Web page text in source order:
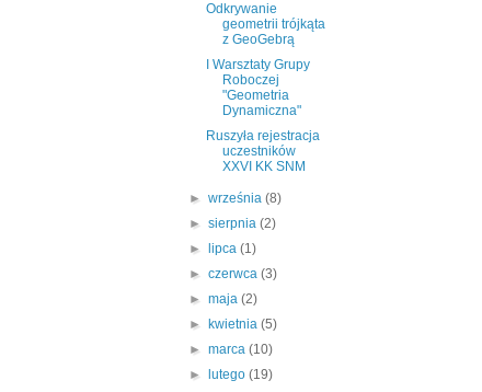
Odkrywanie
geometrii trójkąta
z GeoGebrą
I Warsztaty Grupy
Roboczej
"Geometria
Dynamiczna"
Ruszyła rejestracja
uczestników
XXVI KK SNM
►września(8)
►sierpnia(2)
►
lipca(1)
►czerwca(3)
►maja(2)
►
kwietnia(5)
►marca(10)
►
lutego(19)